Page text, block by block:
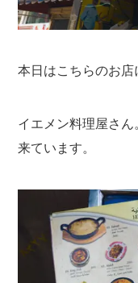
本日はこちらのお店
イエメン料理屋さ
来ています。